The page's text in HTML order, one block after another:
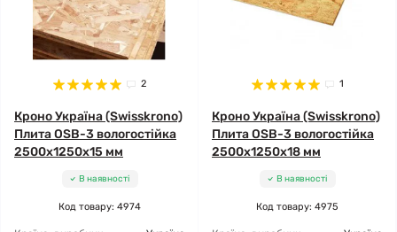
2
Кроно Україна (Swisskrono)
Плита OSB-3 вологостійка
2500x1250x15 мм
В наявності
Код товару: 4974
1
Кроно Україна (Swisskrono)
Плита OSB-3 вологостійка
2500x1250x18 мм
В наявності
Код товару: 4975